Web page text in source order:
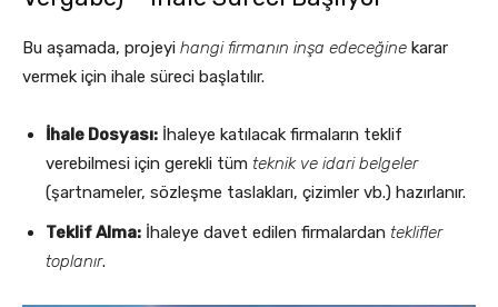
Bu aşamada, projeyi hangi firmanın inşa edeceğine karar
vermek için ihale süreci başlatılır.
İhale Dosyası: İhaleye katılacak firmaların teklif
verebilmesi için gerekli tüm teknik ve idari belgeler
(şartnameler, sözleşme taslakları, çizimler vb.) hazırlanır.
Teklif Alma: İhaleye davet edilen firmalardan teklifler
toplanır.